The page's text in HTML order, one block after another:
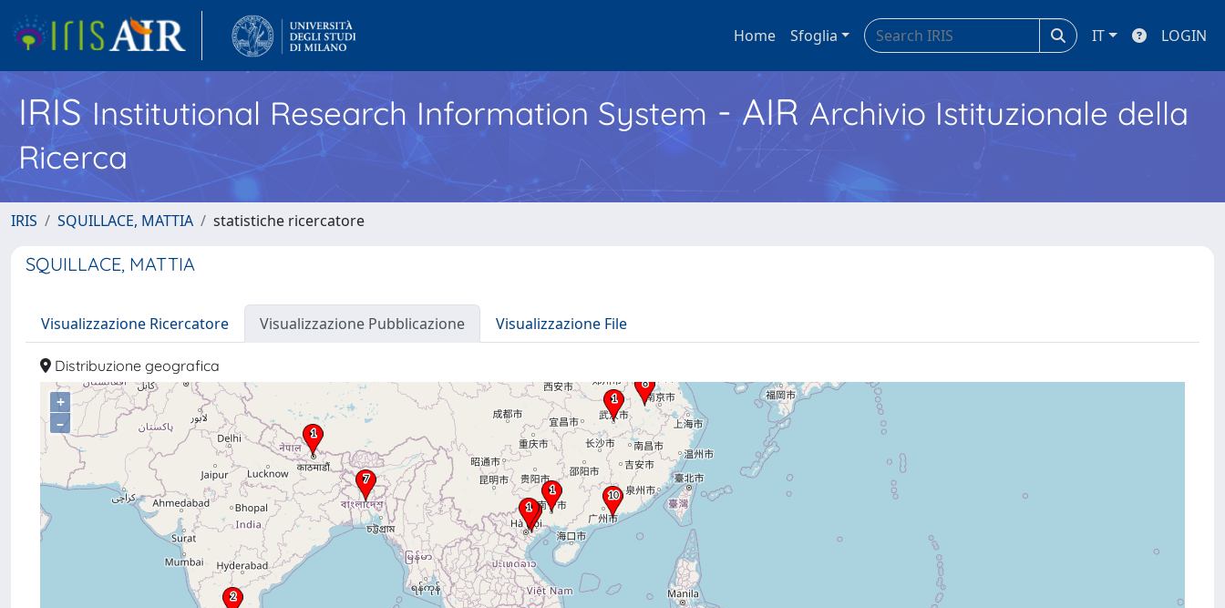
Home Sfoglia IT LOGIN
IRISInstitutional Research Information System - AIR Archivio Istituzionale della
Ricerca
IRIS SQUILLACE, MATTIA statistiche ricercatore
SQUILLACE, MATTIA
Visualizzazione Ricercatore Visualizzazione Pubblicazione Visualizzazione File
Distribuzione geografica
+
–